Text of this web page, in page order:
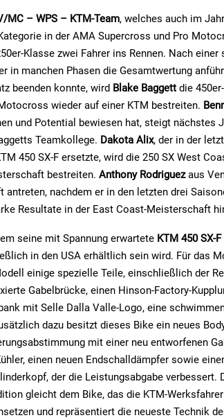
MC – WPS – KTM-Team, welches auch im
in der AMA Supercross und Pro
Klasse zwei Fahrer ins Rennen. Nach
in manchen Phasen die Gesamtwertung
beenden konnte, wird Blake Baggett die
wieder auf einer KTM bestreiten.
und Potential bewiesen hat, steigt nächstes
Teamkollege. Dakota Alix, der in der
450 SX-F ersetzte, wird die 250 SX West
bestreiten.Anthony Rodriguezaus
nachdem er in den letzten drei
Resultate in der East Coast-Meisterschaft
seine mit Spannung erwartete KTM 450 SX-
in den USA erhältlich sein wird. Für das
einige spezielle Teile, einschließlich der
Gabelbrücke, einen Hinson-Factory-
mit Selle Dalla Valle-Logo, eine
dazu besitzt dieses Bike ein neues
mit einer neu entworfenen
einen neuen Endschalldämpfer sowie
der die Leistungsabgabe verbessert.
gleicht dem Bike, das die KTM-
und repräsentiert die neueste Technik